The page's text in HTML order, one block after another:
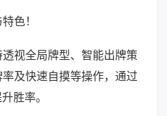
色！
视全局牌型、智能出牌策
及快速自摸等操作，通过
胜率。